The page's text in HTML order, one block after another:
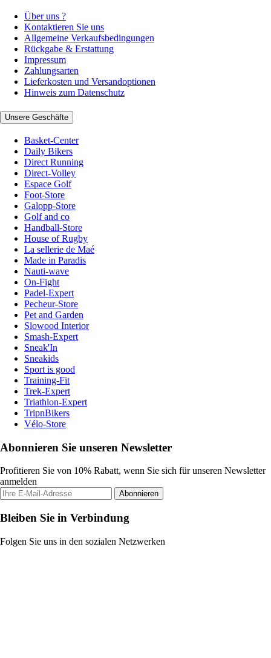
Über uns ?
Kontaktieren Sie uns
Allgemeine Verkaufsbedingungen
Rückgabe & Erstattung
Impressum
Zahlungsarten
Lieferkosten und Versandoptionen
Hinweis zum Datenschutz
Unsere Geschäfte
Basket-Center
Daily Bikers
Direct Running
Direct-Volley
Espace Golf
Foot-Store
Galopp-Store
Golf and co
Handball-Store
House of Rugby
La sellerie de Maé
Made in Paradis
Nauti-wave
On-Fight
Padel-Expert
Pecheur-Store
Pet and Garden
Slowood Interior
Smash-Expert
Sneak'In
Sneakids
Sport is good
Training-Fit
Trek-Expert
Triathlon-Expert
TripnBikers
Vélo-Store
Abonnieren Sie unseren Newsletter
Profitieren Sie von 10% Rabatt, wenn Sie sich für unseren Newsletter
anmelden
Abonnieren
Bleiben Sie in Verbindung
Folgen Sie uns in den sozialen Netzwerken